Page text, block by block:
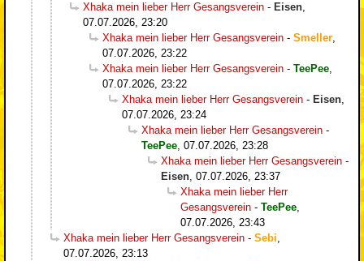
Xhaka mein lieber Herr Gesangsverein - Eisen,
07.07.2026, 23:20
Xhaka mein lieber Herr Gesangsverein - Smeller,
07.07.2026, 23:22
Xhaka mein lieber Herr Gesangsverein - TeePee,
07.07.2026, 23:22
Xhaka mein lieber Herr Gesangsverein - Eisen,
07.07.2026, 23:24
Xhaka mein lieber Herr Gesangsverein -
TeePee, 07.07.2026, 23:28
Xhaka mein lieber Herr Gesangsverein -
Eisen, 07.07.2026, 23:37
Xhaka mein lieber Herr
Gesangsverein - TeePee,
07.07.2026, 23:43
Xhaka mein lieber Herr Gesangsverein - Sebi,
07.07.2026, 23:13